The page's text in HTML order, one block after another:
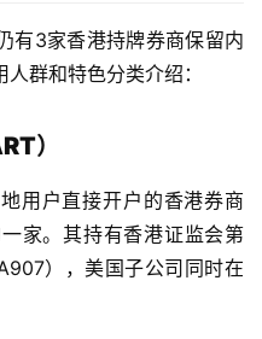
有3家香港持牌券商保留内
群和特色分类介绍：
）
用户直接开户的香港券商
家。其持有香港证监会第
），美国子公司同时在